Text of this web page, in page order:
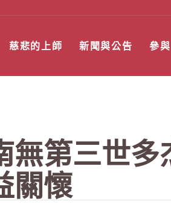
慈悲的上師 新聞與公告 參與
無第三世
關懷